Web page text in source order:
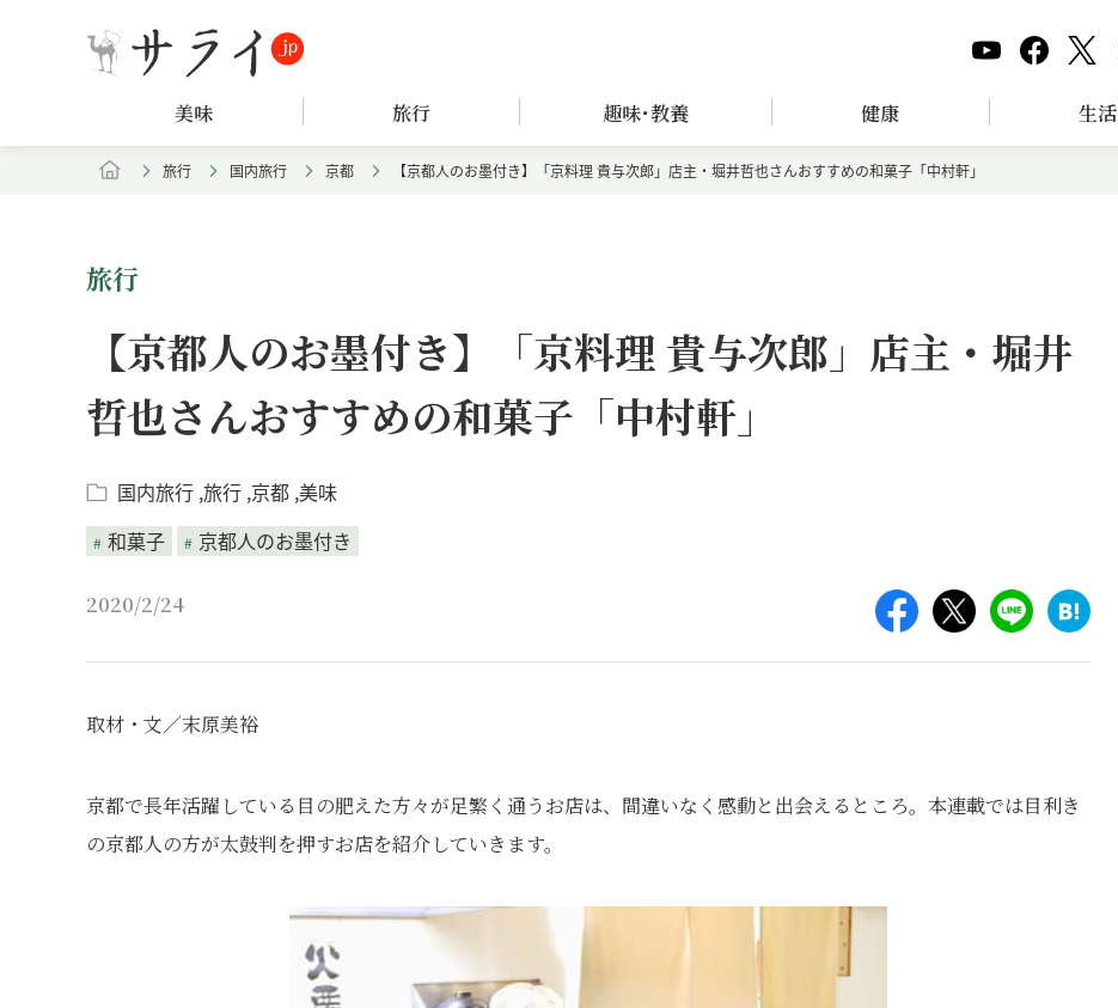
美味 旅行 趣味･教養 健康 生活
旅行 国内旅行 京都 【京都人のお墨付き】「京料理 貴与次郎」店主・堀井哲也さんおすすめの和菓子「中村軒」
旅行
【京都人のお墨付き】「京料理 貴与次郎」店主・堀井
哲也さんおすすめの和菓子「中村軒」
国内旅行 旅行 京都 美味
和菓子
京都人のお墨付き
2020/2/24
取材・文／末原美裕
京都で長年活躍している目の肥えた方々が足繁く通うお店は、間違いなく感動と出会えるところ。本連載では目利き
の京都人の方が太鼓判を押すお店を紹介していきます。